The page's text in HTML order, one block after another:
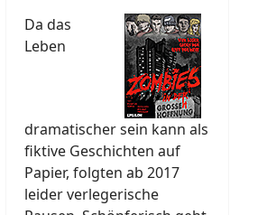
Da das
Leben
dramatischer sein kann als
fiktive Geschichten auf
Papier, folgten ab 2017
leider verlegerische